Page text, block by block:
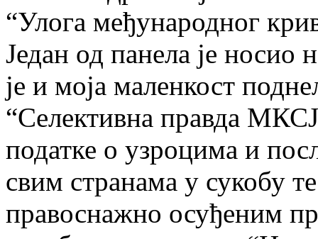
“Улога међународног
Један од панела је носио
је и моја маленкост
“Селективна правда
податке о узроцима и
свим странама у сукобу
правоснажно осуђеним